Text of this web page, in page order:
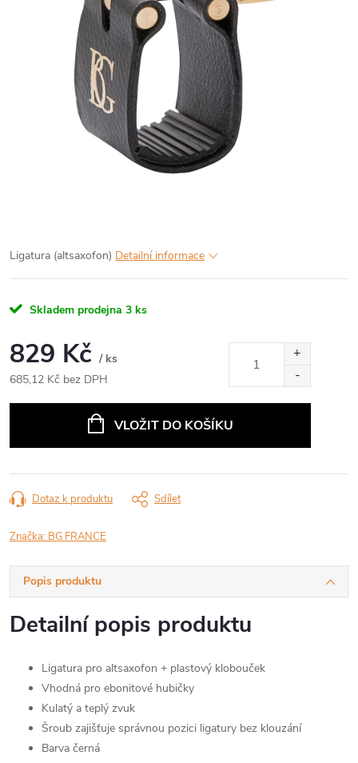
Ligatura (altsaxofon) Detailní informace
Skladem prodejna 3 ks
829 Kč / ks
685,12 Kč bez DPH
VLOŽIT DO KOŠÍKU
Dotaz k produktu Sdílet
Značka: BG FRANCE
Popis produktu
Detailní popis produktu
Ligatura pro altsaxofon + plastový klobouček
Vhodná pro ebonitové hubičky
Kulatý a teplý zvuk
Šroub zajišťuje správnou pozici ligatury bez klouzání
Barva černá